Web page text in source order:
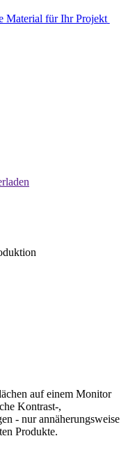
Material für Ihr Projekt
auf einem Monitor
Kontrast-,
- nur annäherungsweise
Produkte.